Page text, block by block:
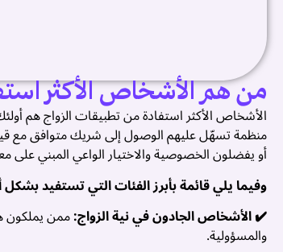
من هم الأشخاص الأكثر
الأشخاص الأكثر استفادة من تطبيقات الزواج هم
منظمة تسهّل عليهم الوصول إلى شريك متوافق مع
أو يفضلون الخصوصية والاختيار الواعي المبني على
وفيما يلي قائمة بأبرز الفئات التي تستفيد
✔️ الأشخاص الجادون في نية الزواج:ممن يملكون
والمسؤولية.